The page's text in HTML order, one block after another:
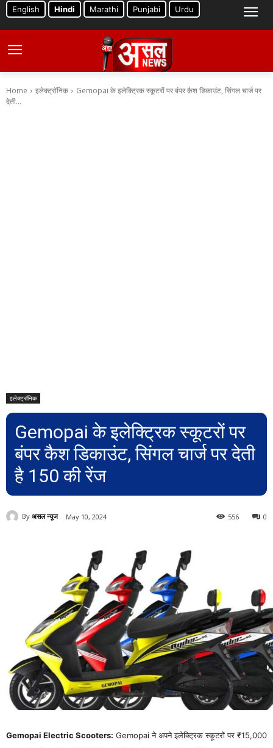
English Hindi Marathi Punjabi Urdu
Home इलेक्ट्रॉनिक
Gemopai के इलेक्ट्रिक स्कूटरों पर बंपर कैश डिकाउंट, सिंगल चार्ज पर
देती...
इलेक्ट्रॉनिक
Gemopai के इलेक्ट्रिक स्कूटरों पर
बंपर कैश डिकाउंट, सिंगल चार्ज पर देती
है 150 की रेंज
By असल न्यूज May 10, 2024 0
556
Gemopai Electric Scooters: Gemopai ने अपने इलेक्ट्रिक स्कूटरों पर ₹15,000